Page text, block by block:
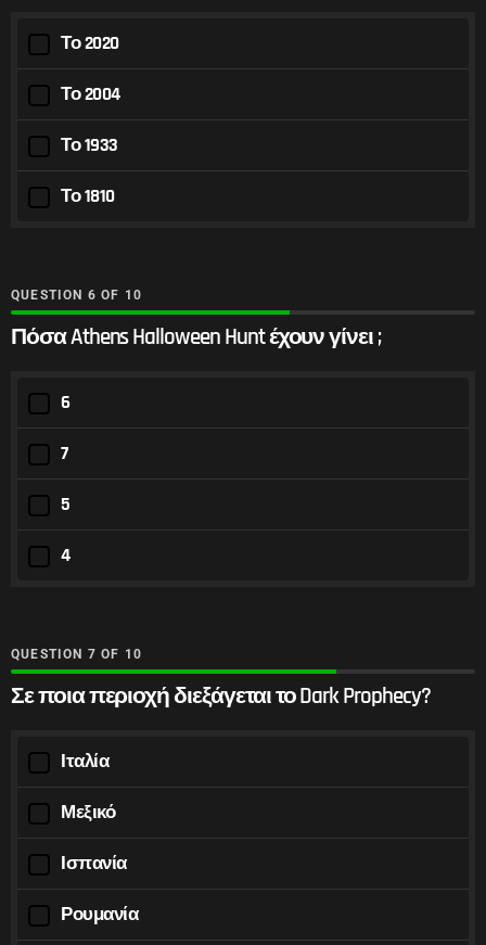
Το 2020
Το 2004
Το 1933
Το 1810
QUESTION OF 10
Πόσα Athens Halloween Hunt έχουν γίνει ;
6
7
5
4
QUESTION OF 10
Σε ποια περιοχή διεξάγεται το Dark Prophecy?
Ιταλία
Μεξικό
Ισπανία
Ρουμανία